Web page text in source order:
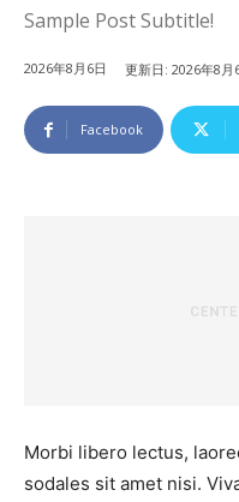
Sample Post Subtitle!
2026年8月6日 更新日: 2026年8月
Facebook
Morbi libero lectus,
sodales sit amet nisi.